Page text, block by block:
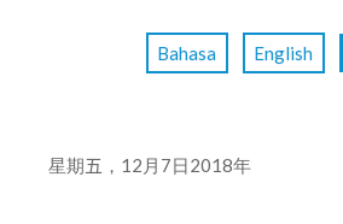
Bahasa English
星期五 ，12月7日2018年